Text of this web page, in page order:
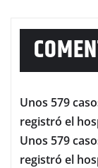
Unos 579
registró el
Unos 579
registró el